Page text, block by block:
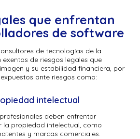
que enfrentan
de software
de tecnologías de la
de riesgos legales que
y su estabilidad financiera, por
ante riesgos como:
intelectual
deben enfrentar
la propiedad intelectual, como
y marcas comerciales.